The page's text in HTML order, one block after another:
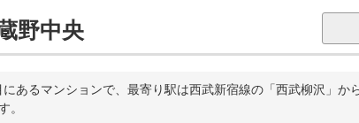
野中央
あるマンションで、最寄り駅は西武新宿線の「西武柳沢」か
。